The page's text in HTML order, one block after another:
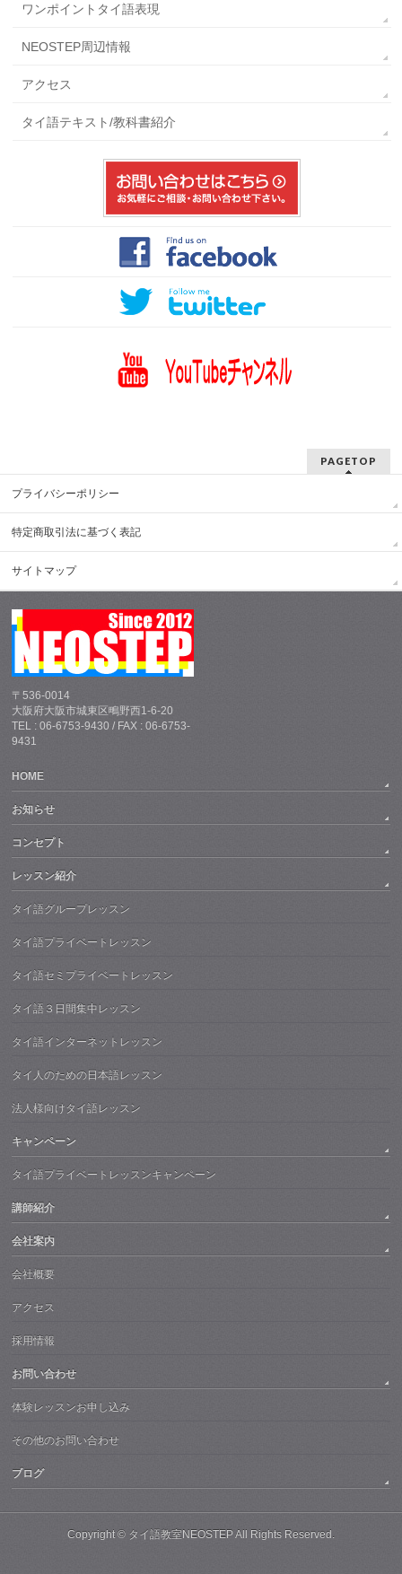
ワンポイントタイ語表現
NEOSTEP周辺情報
アクセス
タイ語テキスト/教科書紹介
PAGETOP
プライバシーポリシー
特定商取引法に基づく表記
サイトマップ
〒536-0014
大阪府大阪市城東区鴫野西1-6-20
TEL : 06-6753-9430 / FAX : 06-6753-
9431
HOME
お知らせ
コンセプト
レッスン紹介
タイ語グループレッスン
タイ語プライベートレッスン
タイ語セミプライベートレッスン
タイ語３日間集中レッスン
タイ語インターネットレッスン
タイ人のための日本語レッスン
法人様向けタイ語レッスン
キャンペーン
タイ語プライベートレッスンキャンペーン
講師紹介
会社案内
会社概要
アクセス
採用情報
お問い合わせ
体験レッスンお申し込み
その他のお問い合わせ
ブログ
Copyright © タイ語教室NEOSTEPAll Rights Reserved.